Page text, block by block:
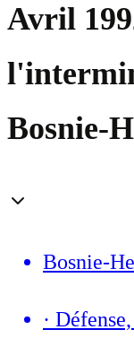
Avril
Bosnie-
Bosnie-
·